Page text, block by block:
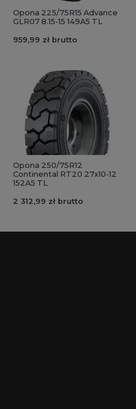
Opona 225/75R15 Advance
GLR07 8.15-15 149A5 TL
959,99 zł brutto
Opona 250/75R12
Continental RT20 27x10-12
152A5 TL
2 312,99 zł brutto